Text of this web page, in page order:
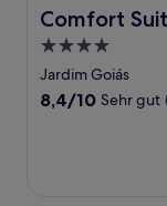
Comfort
Comfort Suites
4.0-
Sterne-
Unterkunft
Jardim Goiás
8.4
8,4/10 Sehr gut